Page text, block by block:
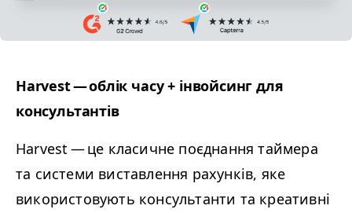
Harvest — облік часу + інвойсинг для
консультантів
Harvest — це класичне поєднання таймера
та системи виставлення рахунків, яке
використовують консультанти та креативні